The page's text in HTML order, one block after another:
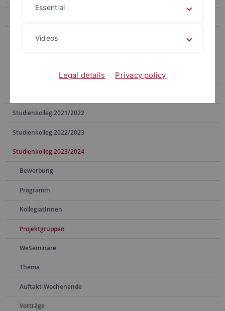
Studienkolleg 2017/2018
Studienkolleg 2019/2020
Studienkolleg 2021/2022
Studienkolleg 2022/2023
Studienkolleg 2023/2024
Bewerbung
Programm
KollegiatInnen
Projektgruppen
WeSeminare
Thema
Auftakt-Wochenende
Vorträge
Essential
Videos
Legal details Privacy policy